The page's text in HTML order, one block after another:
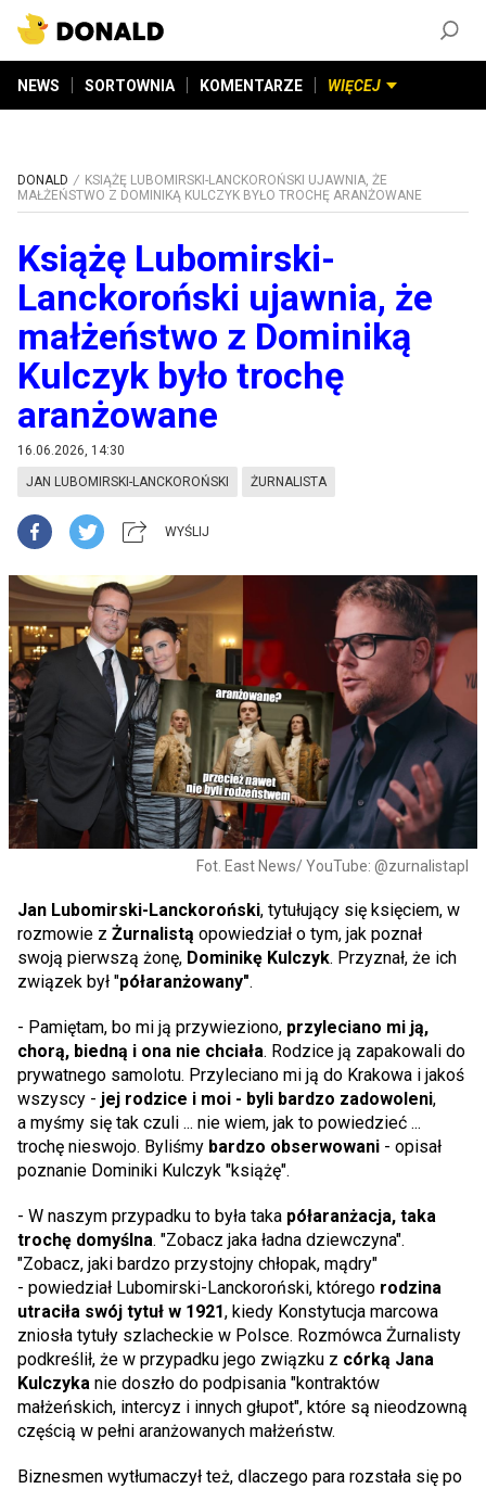
NEWS SORTOWNIA KOMENTARZE WIĘCEJ
DONALD
KSIĄŻĘ LUBOMIRSKI-LANCKOROŃSKI UJAWNIA, ŻE
MAŁŻEŃSTWO Z DOMINIKĄ KULCZYK BYŁO TROCHĘ ARANŻOWANE
Książę Lubomirski-
Lanckoroński ujawnia, że
małżeństwo z Dominiką
Kulczyk było trochę
aranżowane
16.06.2026, 14:30
JAN LUBOMIRSKI-LANCKOROŃSKI ŻURNALISTA
WYŚLIJ
Fot. East News/ YouTube: @zurnalistapl
Jan Lubomirski-Lanckoroński, tytułujący się księciem, w
rozmowie z Żurnalistą opowiedział o tym, jak poznał
swoją pierwszą żonę, Dominikę Kulczyk. Przyznał, że ich
związek był "półaranżowany".
- Pamiętam, bo mi ją przywieziono, przyleciano mi ją,
chorą, biedną i ona nie chciała. Rodzice ją zapakowali do
prywatnego samolotu. Przyleciano mi ją do Krakowa i jakoś
wszyscy - jej rodzice i moi - byli bardzo zadowoleni,
a myśmy się tak czuli ... nie wiem, jak to powiedzieć ...
trochę nieswojo. Byliśmy bardzo obserwowani - opisał
poznanie Dominiki Kulczyk "książę".
- W naszym przypadku to była taka półaranżacja, taka
trochę domyślna. "Zobacz jaka ładna dziewczyna".
"Zobacz, jaki bardzo przystojny chłopak, mądry"
- powiedział Lubomirski-Lanckoroński, którego rodzina
utraciła swój tytuł w 1921, kiedy Konstytucja marcowa
zniosła tytuły szlacheckie w Polsce. Rozmówca Żurnalisty
podkreślił, że w przypadku jego związku z córką Jana
Kulczyka nie doszło do podpisania "kontraktów
małżeńskich, intercyz i innych głupot", które są nieodzowną
częścią w pełni aranżowanych małżeństw.
Biznesmen wytłumaczył też, dlaczego para rozstała się po